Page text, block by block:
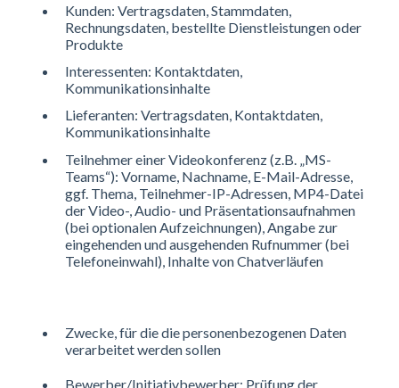
Kunden: Vertragsdaten, Stammdaten,
Rechnungsdaten, bestellte Dienstleistungen oder
Produkte
Interessenten: Kontaktdaten,
Kommunikationsinhalte
Lieferanten: Vertragsdaten, Kontaktdaten,
Kommunikationsinhalte
Teilnehmer einer Videokonferenz (z.B. „MS-
Teams“): Vorname, Nachname, E-Mail-Adresse,
ggf. Thema, Teilnehmer-IP-Adressen, MP4-Datei
der Video-, Audio- und Präsentationsaufnahmen
(bei optionalen Aufzeichnungen), Angabe zur
eingehenden und ausgehenden Rufnummer (bei
Telefoneinwahl), Inhalte von Chatverläufen
Zwecke, für die die personenbezogenen Daten
verarbeitet werden sollen
Bewerber/Initiativbewerber: Prüfung der